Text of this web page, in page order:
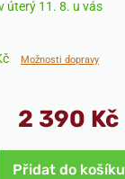
úterý 11. 8. u vás
Možnosti dopravy
2 390 Kč
Přidat do košíku